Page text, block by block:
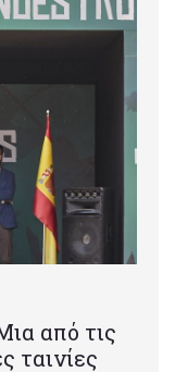
από τις
ταινίες